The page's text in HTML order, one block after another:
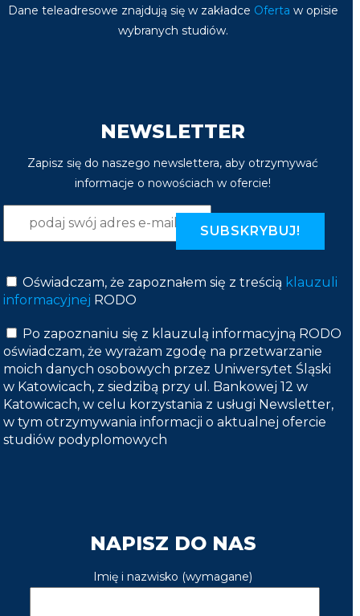
Dane teleadresowe znajdują się w zakładce Oferta w opisie
wybranych studiów.
NEWSLETTER
Zapisz się do naszego newslettera, aby otrzymywać
informacje o nowościach w ofercie!
Oświadczam, że zapoznałem się z treścią klauzuli
informacyjnej RODO
Po zapoznaniu się z klauzulą informacyjną RODO
oświadczam, że wyrażam zgodę na przetwarzanie
moich danych osobowych przez Uniwersytet Śląski
w Katowicach, z siedzibą przy ul. Bankowej 12 w
Katowicach, w celu korzystania z usługi Newsletter,
w tym otrzymywania informacji o aktualnej ofercie
studiów podyplomowych
NAPISZ DO NAS
Imię i nazwisko (wymagane)